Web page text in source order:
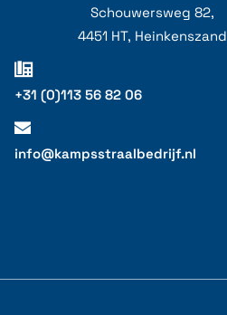
Schouwersweg 82,
4451 HT, Heinkenszand
+31 (0)113 56 82 06
info@kampsstraalbedrijf.nl